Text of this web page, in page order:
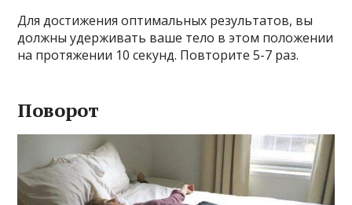
Для достижения оптимальных результатов, вы
должны удерживать ваше тело в этом положении
на протяжении 10 секунд. Повторите 5-7 раз.
Поворот